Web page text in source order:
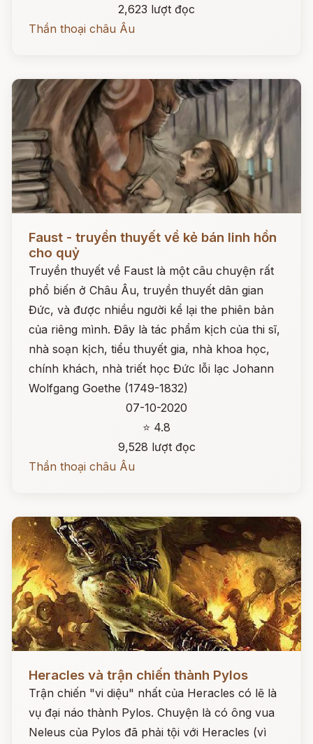
2,623 lượt đọc
Thần thoại châu Âu
Faust - truyền thuyết về kẻ bán linh hồn
cho quỷ
Truyền thuyết về Faust là một câu chuyện rất
phổ biến ở Châu Âu, truyền thuyết dân gian
Đức, và được nhiều người kể lại the phiên bản
của riêng mình. Đây là tác phẩm kịch của thi sĩ,
nhà soạn kịch, tiểu thuyết gia, nhà khoa học,
chính khách, nhà triết học Đức lỗi lạc Johann
Wolfgang Goethe (1749-1832)
07-10-2020
⭐ 4.8
9,528 lượt đọc
Thần thoại châu Âu
Heracles và trận chiến thành Pylos
Trận chiến "vi diệu" nhất của Heracles có lẽ là
vụ đại náo thành Pylos. Chuyện là có ông vua
Neleus của Pylos đã phải tội với Heracles (vì